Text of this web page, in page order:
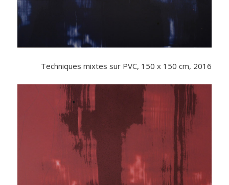
Techniques mixtes sur PVC, 150 x 150 cm, 2016